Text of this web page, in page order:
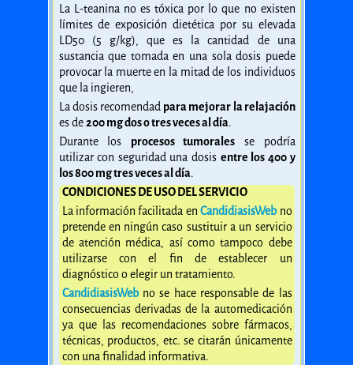
La L-teanina no es tóxica por lo que no existen
límites de exposición dietética por su elevada
LD50 (5 g/kg), que es la cantidad de una
sustancia que tomada en una sola dosis puede
provocar la muerte en la mitad de los individuos
que la ingieren,
La dosis recomendad para mejorar la relajación
es de200 mg dos o tres veces al día.
Durante los procesos tumorales se podría
utilizar con seguridad una dosis entre los 400 y
los 800 mg tres veces al día.
CONDICIONES DE USO DEL SERVICIO
La información facilitada enCandidiasisWebno
pretende en ningún caso sustituir a un servicio
de atención médica, así como tampoco debe
utilizarse con el fin de establecer un
diagnóstico o elegir un tratamiento.
CandidiasisWebno se hace responsable de las
consecuencias derivadas de la automedicación
ya que las recomendaciones sobre fármacos,
técnicas, productos, etc. se citarán únicamente
con una finalidad informativa.